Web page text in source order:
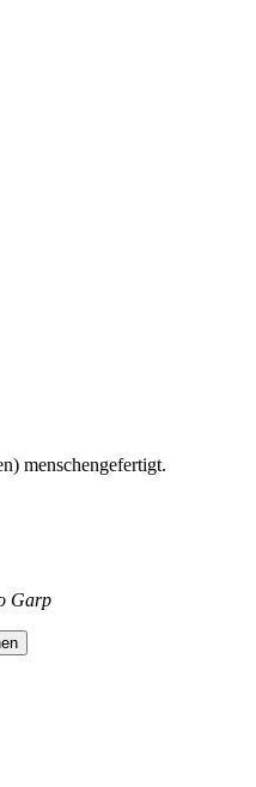
menschengefertigt.
Garp